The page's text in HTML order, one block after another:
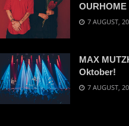
OURHOME
7 AUGUST,
MAX
Oktober!
7 AUGUST,